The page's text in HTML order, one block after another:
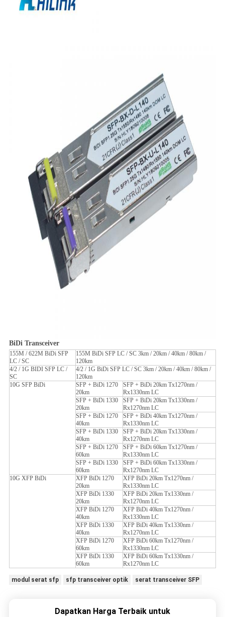
BiDi Transceiver
155M / 622M BiDi SFP
LC / SC
155M BiDi SFP LC / SC 3km / 20km / 40km / 80km /
120km
4/2 / 1G BIDI SFP LC /
SC
4/2 / 1G BiDi SFP LC / SC 3km / 20km / 40km / 80km /
120km
10G SFP BiDi
SFP + BiDi 1270
20km
SFP + BiDi 20km Tx1270nm /
Rx1330nm LC
SFP + BiDi 1330
20km
SFP + BiDi 20km Tx1330nm /
Rx1270nm LC
SFP + BiDi 1270
40km
SFP + BiDi 40km Tx1270nm /
Rx1330nm LC
SFP + BiDi 1330
40km
SFP + BiDi 20km Tx1330nm /
Rx1270nm LC
SFP + BiDi 1270
60km
SFP + BiDi 60km Tx1270nm /
Rx1330nm LC
SFP + BiDi 1330
60km
SFP + BiDi 60km Tx1330nm /
Rx1270nm LC
10G XFP BiDi
XFP BiDi 1270
20km
XFP BiDi 20km Tx1270nm /
Rx1330nm LC
XFP BiDi 1330
20km
XFP BiDi 20km Tx1330nm /
Rx1270nm LC
XFP BiDi 1270
40km
XFP BiDi 40km Tx1270nm /
Rx1330nm LC
XFP BiDi 1330
40km
XFP BiDi 40km Tx1330nm /
Rx1270nm LC
XFP BiDi 1270
60km
XFP BiDi 60km Tx1270nm /
Rx1330nm LC
XFP BiDi 1330
60km
XFP BiDi 60km Tx1330nm /
Rx1270nm LC
modul serat sfp sfp transceiver optik serat transceiver SFP
Dapatkan Harga Terbaik untuk